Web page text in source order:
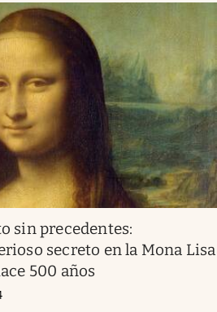
sin precedentes:
secreto en la Mona Lisa
500 años